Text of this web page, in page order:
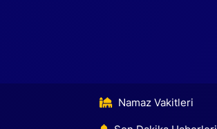
Namaz Vakitleri